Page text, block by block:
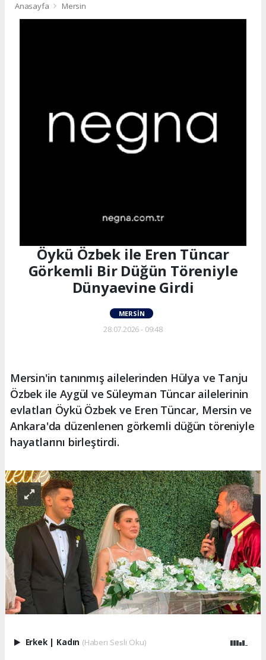
Anasayfa Mersin
Öykü Özbek ile Eren Tüncar
Görkemli Bir Düğün Töreniyle
Dünyaevine Girdi
MERSIN
28.07.2026 - 09:48
Mersin'in tanınmış ailelerinden Hülya ve Tanju
Özbek ile Aygül ve Süleyman Tüncar ailelerinin
evlatları Öykü Özbek ve Eren Tüncar, Mersin ve
Ankara'da düzenlenen görkemli düğün töreniyle
hayatlarını birleştirdi.
Erkek | Kadın (Haberi Sesli Oku)